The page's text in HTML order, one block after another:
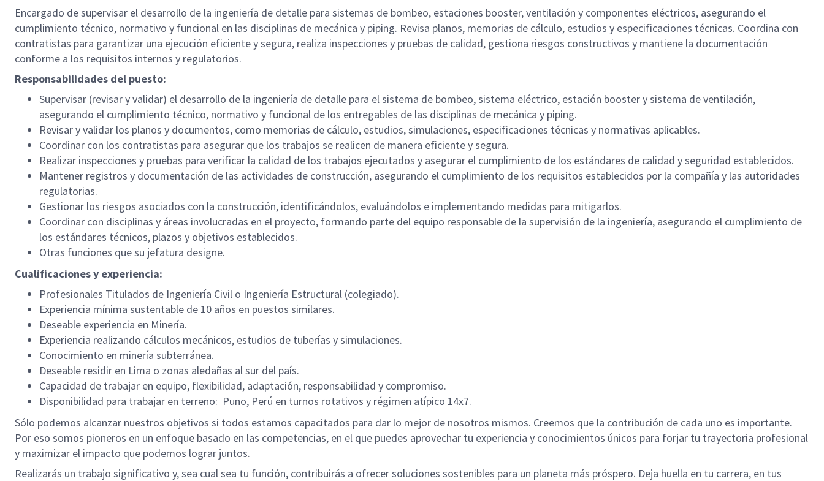
Encargado de supervisar el desarrollo de la ingeniería de detalle para sistemas de bombeo, estaciones booster, ventilación y componentes eléctricos, asegurando el
cumplimiento técnico, normativo y funcional en las disciplinas de mecánica y piping. Revisa planos, memorias de cálculo, estudios y especificaciones técnicas. Coordina con
contratistas para garantizar una ejecución eficiente y segura, realiza inspecciones y pruebas de calidad, gestiona riesgos constructivos y mantiene la documentación
conforme a los requisitos internos y regulatorios.
Responsabilidades del puesto:
Supervisar (revisar y validar) el desarrollo de la ingeniería de detalle para el sistema de bombeo, sistema eléctrico, estación booster y sistema de ventilación,
asegurando el cumplimiento técnico, normativo y funcional de los entregables de las disciplinas de mecánica y piping.
Revisar y validar los planos y documentos, como memorias de cálculo, estudios, simulaciones, especificaciones técnicas y normativas aplicables.
Coordinar con los contratistas para asegurar que los trabajos se realicen de manera eficiente y segura.
Realizar inspecciones y pruebas para verificar la calidad de los trabajos ejecutados y asegurar el cumplimiento de los estándares de calidad y seguridad establecidos.
Mantener registros y documentación de las actividades de construcción, asegurando el cumplimiento de los requisitos establecidos por la compañía y las autoridades
regulatorias.
Gestionar los riesgos asociados con la construcción, identificándolos, evaluándolos e implementando medidas para mitigarlos.
Coordinar con disciplinas y áreas involucradas en el proyecto, formando parte del equipo responsable de la supervisión de la ingeniería, asegurando el cumplimiento de
los estándares técnicos, plazos y objetivos establecidos.
Otras funciones que su jefatura designe.
Cualificaciones y experiencia:
Profesionales Titulados de Ingeniería Civil o Ingeniería Estructural (colegiado).
Experiencia mínima sustentable de 10 años en puestos similares.
Deseable experiencia en Minería.
Experiencia realizando cálculos mecánicos, estudios de tuberías y simulaciones.
Conocimiento en minería subterránea.
Deseable residir en Lima o zonas aledañas al sur del país.
Capacidad de trabajar en equipo, flexibilidad, adaptación, responsabilidad y compromiso.
Disponibilidad para trabajar en terreno: Puno, Perú en turnos rotativos y régimen atípico 14x7.
Sólo podemos alcanzar nuestros objetivos si todos estamos capacitados para dar lo mejor de nosotros mismos. Creemos que la contribución de cada uno es importante.
Por eso somos pioneros en un enfoque basado en las competencias, en el que puedes aprovechar tu experiencia y conocimientos únicos para forjar tu trayectoria profesional
y maximizar el impacto que podemos lograr juntos.
Realizarás un trabajo significativo y, sea cual sea tu función, contribuirás a ofrecer soluciones sostenibles para un planeta más próspero. Deja huella en tu carrera, en tus